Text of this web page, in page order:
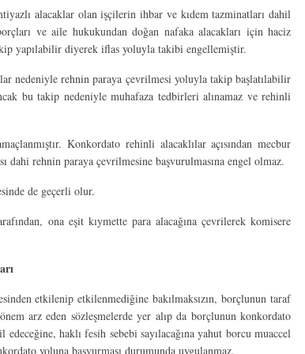
alacaklar olan işçilerin ihbar ve kıdem tazminatları dahil
ve aile hukukundan doğan nafaka alacakları için haciz
yapılabilir diyerek iflas yoluyla takibi engellemiştir.
nedeniyle rehnin paraya çevrilmesi yoluyla takip başlatılabilir
bu takip nedeniyle muhafaza tedbirleri alınamaz ve rehinli
Konkordato rehinli alacaklılar açısından mecbur
dahi rehnin paraya çevrilmesine başvurulmasına engel olmaz.
de geçerli olur.
ona eşit kıymette para alacağına çevrilerek komisere
etkilenip etkilenmediğine bakılmaksızın, borçlunun taraf
arz eden sözleşmelerde yer alıp da borçlunun konkordato
edeceğine, haklı fesih sebebi sayılacağına yahut borcu muaccel
yoluna başvurması durumunda uygulanmaz.